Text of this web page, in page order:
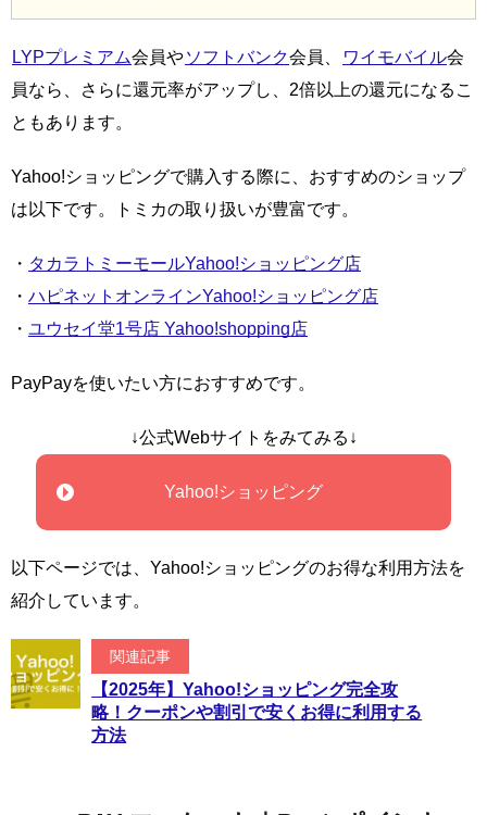
LYPプレミアム会員やソフトバンク会員、 ワイモバイル会
員なら、さらに還元率がアップし、2倍以上の還元になるこ
ともあります。
Yahoo!ショッピングで購入する際に、おすすめのショップ
は以下です。トミカの取り扱いが豊富です。
・ タカラトミーモールYahoo!ショッピング店
・ ハピネットオンラインYahoo!ショッピング店
・ ユウセイ堂1号店 Yahoo!shopping店
PayPayを使いたい方におすすめです。
↓公式Webサイトをみてみる↓
Yahoo!ショッピング
以下ページでは、Yahoo!ショッピングのお得な利用方法を
紹介しています。
関連記事
【2025年】Yahoo!ショッピング完全攻
略！クーポンや割引で安くお得に利用する
方法